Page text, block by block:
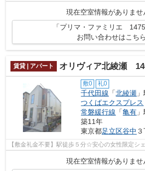
現在空室情報がありませ
「プリマ・ファミリエ
お問い合わせはこちら
賃貸 | アパート オリヴィア北綾瀬
敷0 礼0
千代田線 「北綾瀬
つくばエクスプレス
常磐緩行線 「亀有
築11年
東京都足立区谷中
【敷金礼金不要】駅徒歩５分☆安心の女性限定シ
現在空室情報がありませ